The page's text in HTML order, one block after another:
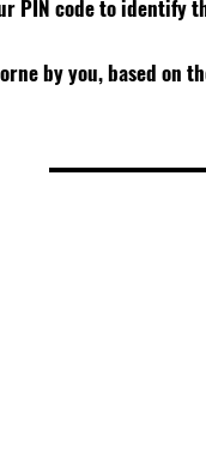
PIN code to identify
by you, based on